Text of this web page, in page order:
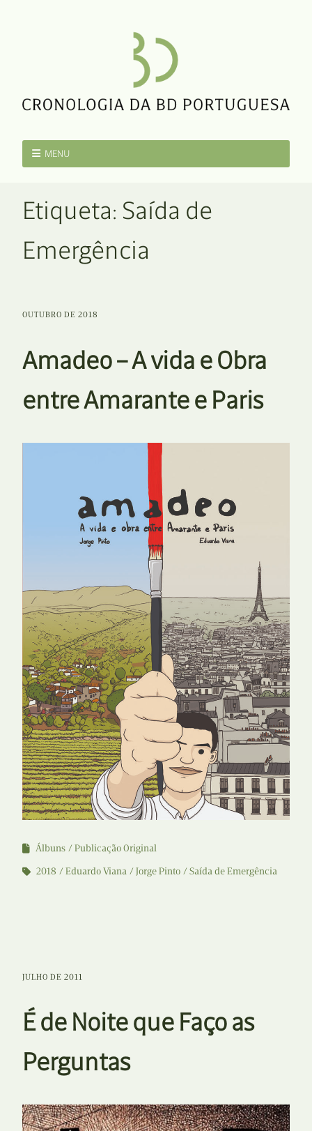
MENU
Etiqueta: Saída de
Emergência
OUTUBRO DE 2018
Amadeo – A vida e Obra
entre Amarante e Paris
Álbuns
Publicação Original
2018
Eduardo Viana Jorge Pinto Saída de Emergência
JULHO DE 2011
É de Noite que Faço as
Perguntas